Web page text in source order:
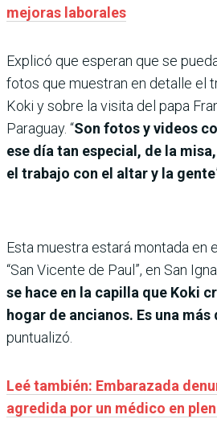
mejoras laborales
Explicó que esperan que se
fotos que muestran en detalle el
Koki y sobre la visita del papa
Paraguay. “Son fotos y videos
ese día tan especial, de la
el trabajo con el altar y la gente
Esta muestra estará montada en
“San Vicente de Paul”, en San
se hace en la capilla que Koki
hogar de ancianos. Es una
puntualizó.
Leé también: Embarazada
agredida por un médico en